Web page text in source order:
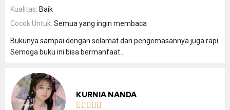
Kualitas: Baik
Cocok Untuk: Semua yang ingin membaca
Bukunya sampai dengan selamat dan pengemasannya juga rapi.
Semoga buku ini bisa bermanfaat..
KURNIA NANDA
    